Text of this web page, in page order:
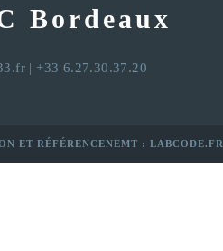
Bordeaux
| +33 6.27.30.37.20
ET RÉFÉRENCENEMT : LABCODE.FR